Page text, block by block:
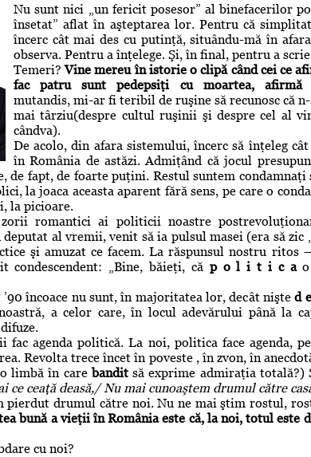
Nu sunt nici „un fericit posesor” al binefacerilor
însetat” aflat în aşteptarea lor. Pentru că
încerc cât mai des cu putinţă, situându-mă în
observa. Pentru a înţelege. Şi, în final, pentru a
Temeri?Vine mereu în istorie o clipă când cei ce
fac patru sunt pedepsiţi cu moartea, afirmă
mutandis, mi-ar fi teribil de ruşine să recunosc că
mai târziu(despre cultul ruşinii şi despre cel al
cândva).
De acolo, din afara sistemului, încerc să înţeleg
în România de astăzi. Admiţând că jocul
de fapt, de foarte puţini. Restul suntem
la joaca aceasta aparent fără sens, pe care o
la picioare.
romantici ai politicii noastre
al vremii, venit să ia pulsul masei (era să zic
şi amuzat ce facem. La răspunsul nostru ritos –
condescendent: „Bine, băieţi, că p o l i t i c ao
’90 încoace nu sunt, în majoritatea lor, decât nişted
a celor care, în locul adevărului până la
fac agenda politică. La noi, politica face agenda,
Revolta trece încet în poveste , în zvon, în
limbă în carebanditsă exprime admiraţia totală?)
ce ceaţă deasă,/ Nu mai cunoaştem drumul către
pierdut drumul către noi. Nu ne mai ştim rostul,
bună a vieţii în România este că, la noi, totul este
cu noi?